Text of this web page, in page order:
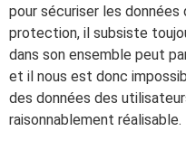
pour sécuriser les
protection, il subsiste
dans son ensemble peut
et il nous est donc
des données des
raisonnablement réalisable.